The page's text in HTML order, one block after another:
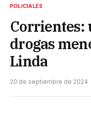
POLICIALES
Corrientes:
drogas
Linda
20 de septiembre de 2024